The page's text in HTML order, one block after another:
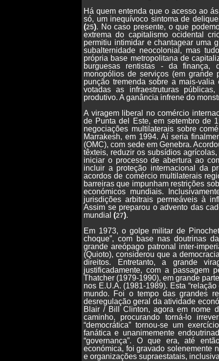
Há quem entenda que o acesso ao
só, um inequívoco sintoma de
(25). No caso presente, o que
extrema do capitalismo ocidental
permitiu intimidar e chantagear uma
subalternidade neocolonial, mas
própria base metropolitana de
burguesas rentistas - da finança,
monopólios de serviços (em grande
punção tremenda sobre a mais-
votadas as infraestruturas
produtivo. A ganância infrene do
A viragem liberal no comércio
de Punta del Este, em setembro de
negociações multilaterais sobre
Marrakesh, em 1994. Aí seria
(OMC), com sede em Genebra.
têxteis, reduzir os subsídios
iniciar o processo de abertura ao
incluir a proteção internacional da
acordos de comércio multilaterais
barreiras que impunham restrições
económicos mundiais.
jurisdições arbitrais permeáveis à
Assim se preparou o advento das
mundial (27).
Em 1973, o golpe militar de
choque”, com base nas doutrinas
grande areópago patronal inter-
(Quioto), considerou que a
direitos. Entretanto, a grande
justificadamente, com a passagem
Thatcher (1979-1990), em grande
nos E.U.A. (1981-1989). Esta
mundo. Foi o tempo das grandes
desregulação geral da atividade
Blair / Bill Clinton, agora em nome
caminho, procurando torná-lo
“democrática” tornou-se um
fanática e unanimemente
“governança”. O que era, até
económica, foi gravado solenemente
e organizações supraestatais,